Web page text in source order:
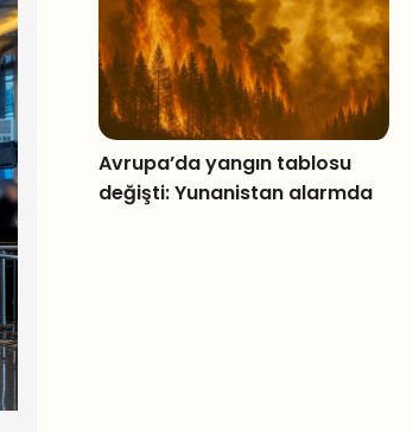
Avrupa’da yangın tablosu
değişti: Yunanistan alarmda